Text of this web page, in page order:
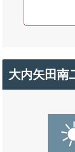
大内矢田南